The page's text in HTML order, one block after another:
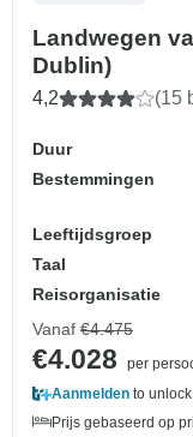
Landwegen
Dublin)
4,2 (15
Duur
Bestemmingen
Leeftijdsgroep
Taal
Reisorganisatie
Vanaf €4.475
€4.028
per
Aanmelden to
Prijs gebaseerd op